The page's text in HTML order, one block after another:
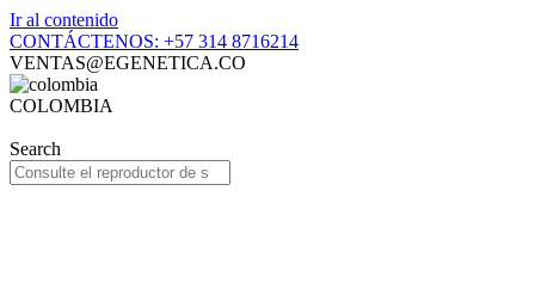
Ir al contenido
CONTÁCTENOS: +57 314 8716214
VENTAS@EGENETICA.CO
COLOMBIA
Search